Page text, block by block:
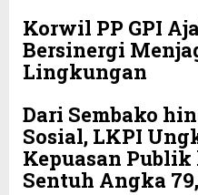
Korwil PP GPI
Bersinergi
Lingkungan
Dari Sembako
Sosial, LKPI
Kepuasan Publik
Sentuh Angka